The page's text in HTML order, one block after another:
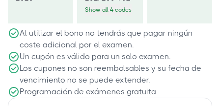
Show all 4 codes
Al utilizar el bono no tendrás que pagar ningún
coste adicional por el examen.
Un cupón es válido para un solo examen.
Los cupones no son reembolsables y su fecha de
vencimiento no se puede extender.
Programación de exámenes gratuita